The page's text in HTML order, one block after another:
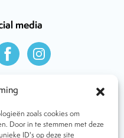
zoals cookies om
Door in te stemmen met deze
ID's op deze site
media